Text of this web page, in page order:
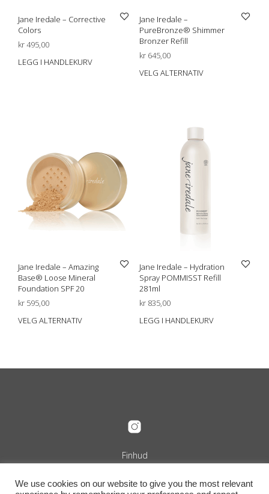
Jane Iredale – Corrective
Colors
kr495,00
LEGG I HANDLEKURV
Jane Iredale –
PureBronze® Shimmer
Bronzer Refill
kr645,00
VELG ALTERNATIV
Jane Iredale – Amazing
Base® Loose Mineral
Foundation SPF 20
kr 595,00
VELG ALTERNATIV
Dette
varianter.
på
produktsiden
Jane Iredale – Hydration
Spray POMMISST Refill
281ml
kr835,00
LEGG I HANDLEKURV
Finhud
Org.nr. 989 240 889
+47 916 29 322
info@finhud.no
We use cookies on our website to give you the most relevant